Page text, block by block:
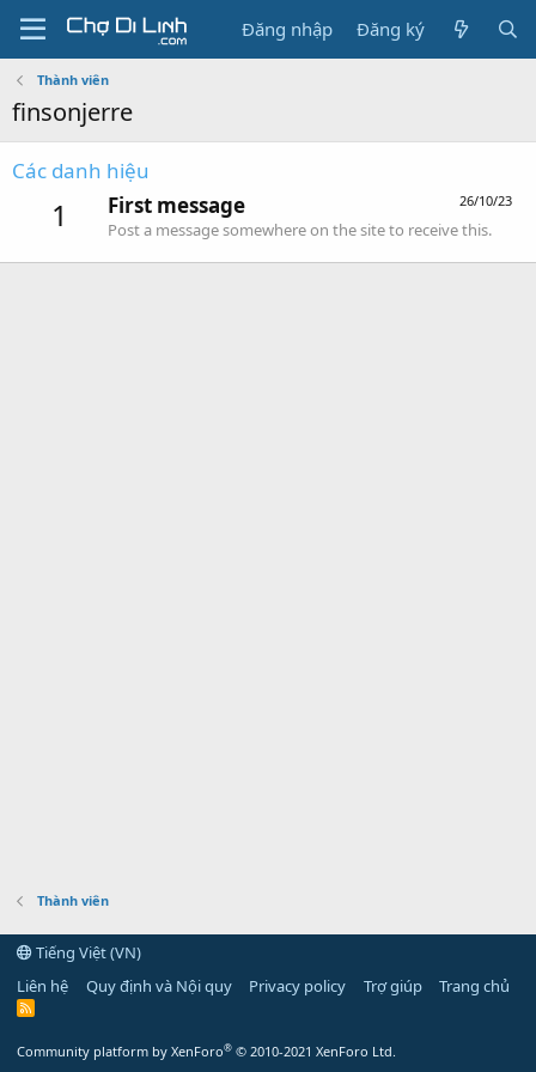
Đăng nhập Đăng ký
Thành viên
finsonjerre
Các danh hiệu
1 26/10/23
First message
Post a message somewhere on the site to receive this.
Thành viên
Tiếng Việt (VN)
Liên hệ
Quy định và Nội quy Privacy policy Trợ giúp Trang chủ
R
Community platform by XenForo® © 2010-2021 XenForo Ltd.